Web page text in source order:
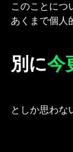
このことにつ
あくまで個人
別に今
としか思わな